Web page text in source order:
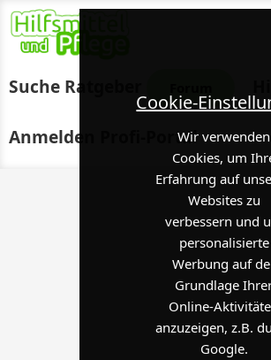
Cookie-
Wir verwenden
Cookies, um
Erfahrung auf
Websites zu
verbessern und
personalisierte
Werbung auf
Grundlage
Online-
anzuzeigen, z.B.
Google.
Suche Ratgeber
Anmelden Profi-Portal